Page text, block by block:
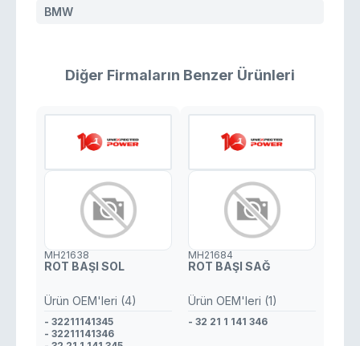
BMW
Diğer Firmaların Benzer Ürünleri
MH21638
ROT BAŞI SOL
Ürün OEM'leri (4)
- 32211141345
- 32211141346
MH21684
ROT BAŞI SAĞ
Ürün OEM'leri (1)
- 32 21 1 141 346